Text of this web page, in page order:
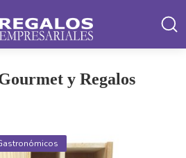
y Regalos